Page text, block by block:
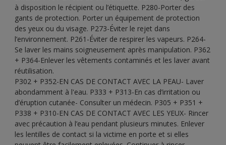
à disposition le récipient ou l’étiquette. P280-Porter des
gants de protection. Porter un équipement de protection
des yeux ou du visage. P273-Éviter le rejet dans
l’environnement. P261-Éviter de respirer les vapeurs. P264-
Se laver les mains soigneusement après manipulation. P362
+ P364-Enlever les vêtements contaminés et les laver avant
réutilisation.
P302 + P352-EN CAS DE CONTACT AVEC LA PEAU- Laver
abondamment à l'eau. P333 + P313-En cas d’irritation ou
d’éruption cutanée- Consulter un médecin. P305 + P351 +
P338 + P310-EN CAS DE CONTACT AVEC LES YEUX- Rincer
avec précaution à l’eau pendant plusieurs minutes. Enlever
les lentilles de contact si la victime en porte et si elles